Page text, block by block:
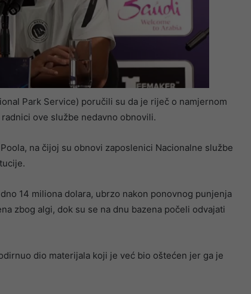
Park Service) poručili su da je riječ o namjernom
ove službe nedavno obnovili.
na čijoj su obnovi zaposlenici Nacionalne službe
14 miliona dolara, ubrzo nakon ponovnog punjenja
zbog algi, dok su se na dnu bazena počeli odvajati
dio materijala koji je već bio oštećen jer ga je